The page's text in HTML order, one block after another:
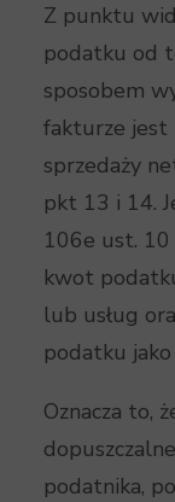
Z punktu
podatku od
sposobem
fakturze jest
sprzedaży
pkt 13 i 14.
106e ust. 10
kwot
lub usług
podatku
Oznacza to,
podatnika,